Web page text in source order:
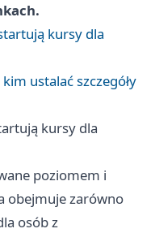
kursy dla
ustalać szczegóły
kursy dla
poziomem i
obejmuje zarówno
osób z